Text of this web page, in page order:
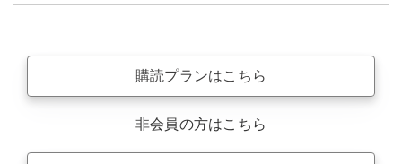
購読プランはこちら
非会員の方はこちら